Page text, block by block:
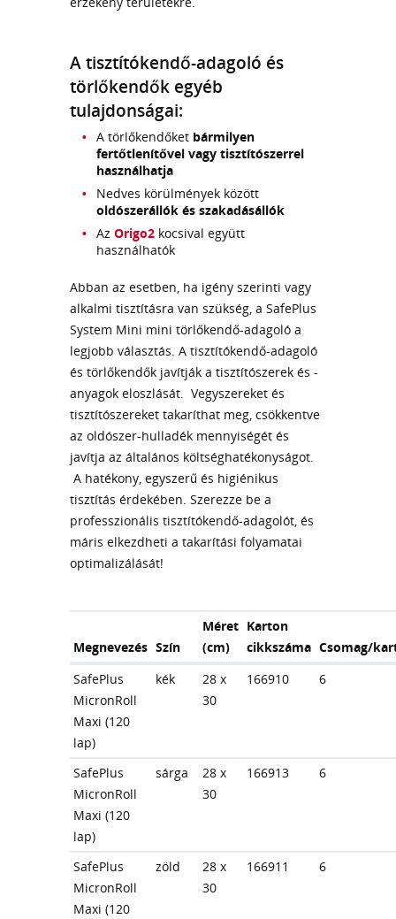
A tisztítókendő-adagoló és
törlőkendők egyéb
tulajdonságai:
A törlőkendőket bármilyen
fertőtlenítővel vagy tisztítószerrel
használhatja
Nedves körülmények között
oldószerállók és szakadásállók
Az Origo2 kocsival együtt
használhatók
Abban az esetben, ha igény szerinti vagy
alkalmi tisztításra van szükség, a SafePlus
System Mini mini törlőkendő-adagoló a
legjobb választás. A tisztítókendő-adagoló
és törlőkendők javítják a tisztítószerek és -
anyagok eloszlását. Vegyszereket és
tisztítószereket takaríthat meg, csökkentve
az oldószer-hulladék mennyiségét és
javítja az általános költséghatékonyságot.
A hatékony, egyszerű és higiénikus
tisztítás érdekében. Szerezze be a
professzionális tisztítókendő-adagolót, és
máris elkezdheti a takarítási folyamatai
optimalizálását!
Megnevezés Szín
Méret
(cm)
Karton
cikkszáma Csomag/
SafePlus
MicronRoll
Maxi (120
lap)
kék
28 x
30
166910 6
SafePlus
MicronRoll
Maxi (120
lap)
sárga
28 x
30
166913 6
SafePlus
MicronRoll
Maxi (120
zöld
28 x
30
166911 6